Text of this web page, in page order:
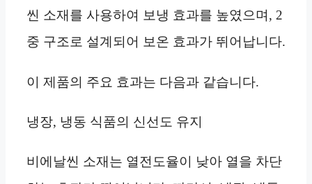
씬 소재를 사용하여 보냉 효과를 높였으며, 2
중 구조로 설계되어 보온 효과가 뛰어납니다.
이 제품의 주요 효과는 다음과 같습니다.
냉장, 냉동 식품의 신선도 유지
비에날씬 소재는 열전도율이 낮아 열을 차단